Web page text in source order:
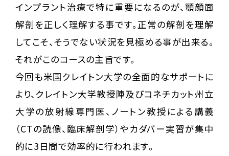
インプラント治療で特に重要になるのが、顎顔面
解剖を正しく理解する事です。正常の解剖を理解
してこそ、そうでない状況を見極める事が出来る。
それがこのコースの主旨です。
今回も米国クレイトン大学の全面的なサポートに
より、クレイトン大学教授陣及びコネチカット州立
大学の放射線専門医、ノートン教授による講義
（CTの読像、臨床解剖学）やカダバー実習が集中
的に3日間で効率的に行われます。